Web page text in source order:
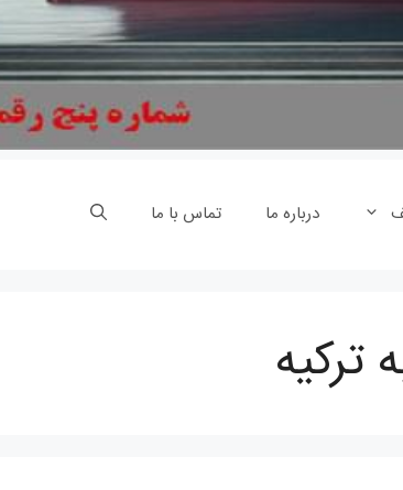
درباره ما تماس با ما
ترکیه